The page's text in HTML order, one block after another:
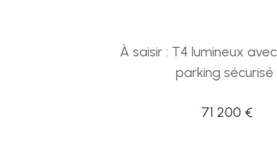
À saisir : T4 lumineux
parking sécurisé
71 200 €